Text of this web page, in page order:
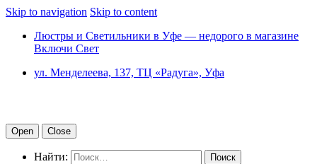
Skip to navigation Skip to content
Люстры и Светильники в Уфе — недорого в магазине
Включи Свет
ул. Менделеева, 137, ТЦ «Радуга», Уфа
Open Close
Найти: